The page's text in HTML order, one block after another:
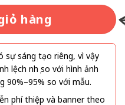
dịp như tỏ tình, kỷ niệm
là một lời nhắn gửi yêu
hàng
sự sáng tạo riêng, vì vậy
lệch nhẹ so với hình ảnh
90%–95% so với mẫu.
phí thiệp và banner theo